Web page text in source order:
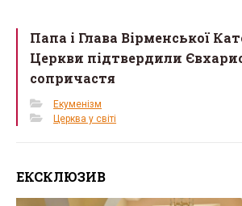
Папа і Глава Вірменської
Церкви підтвердили
сопричастя
Екуменізм
Церква у світі
ЕКСКЛЮЗИВ